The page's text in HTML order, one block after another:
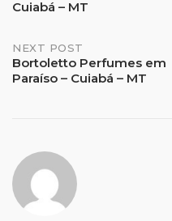
Cuiabá – MT
NEXT POST
Bortoletto Perfumes em
Paraíso – Cuiabá – MT